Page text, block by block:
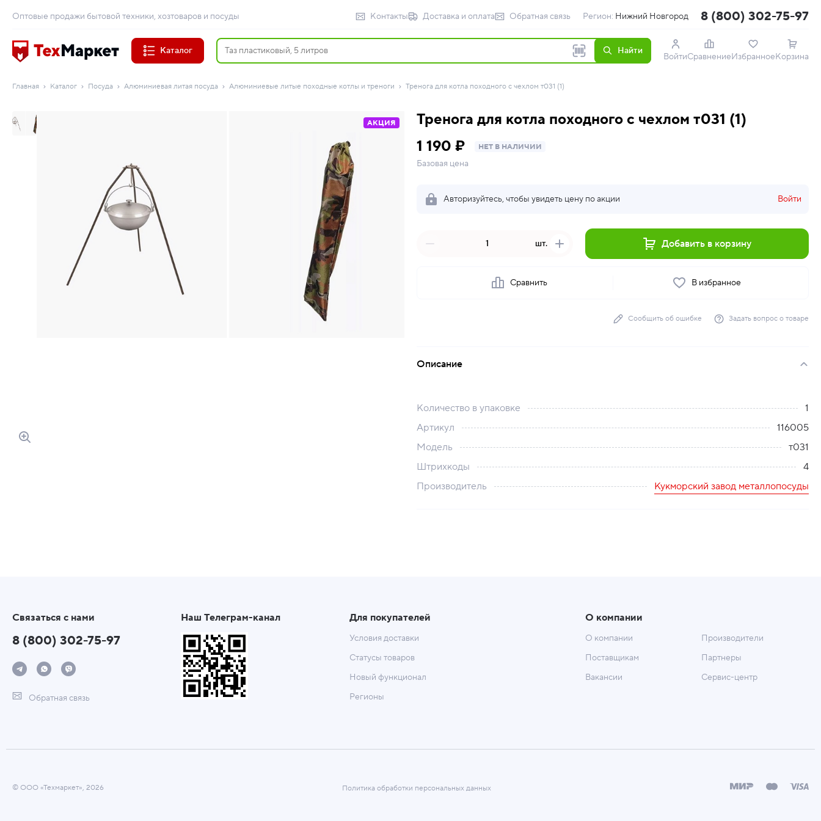
Оптовые продажи бытовой техники, хозтоваров и посуды Контакты Доставка и оплата Обратная связь Регион: Нижний Новгород 8 (800) 302-75-97
Каталог Найти
ВойтиСравнениеИзбранноеКорзина
Главная Каталог Посуда Алюминиевая литая посуда Алюминиевые литые походные котлы и треноги Тренога для котла походного с чехлом т031 (1)
АКЦИЯ
Тренога для котла походного с чехлом т031 (1)
1 190 ₽
НЕТ В НАЛИЧИИ
Базовая цена
Авторизуйтесь, чтобы увидеть цену по акции Войти
шт. Добавить в корзину
Сравнить В избранное
Сообщить об ошибке Задать вопрос о товаре
Описание
Количество в упаковке
1
Артикул
116005
Модель
т031
Штрихкоды
4
Производитель
Кукморский завод металлопосуды
Связаться с нами
8 (800) 302-75-97
Обратная связь
Наш Телеграм-канал Для покупателей
Условия доставки
Статусы товаров
Новый функционал
Регионы
О компании
О компании
Поставщикам
Вакансии
Производители
Партнеры
Сервис-центр
© ООО «Техмаркет», 2026 Политика обработки персональных данных